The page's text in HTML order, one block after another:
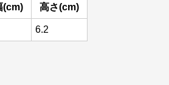
(cm) 高さ(cm)
6.2